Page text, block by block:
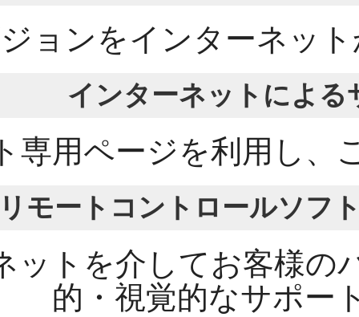
ョンをインターネッ
インターネットによる
専用ページを利用し、
モートコントロールソフ
ットを介してお客様の
的・視覚的なサポー